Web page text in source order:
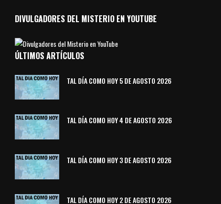
DIVULGADORES DEL MISTERIO EN YOUTUBE
ÚLTIMOS ARTÍCULOS
TAL DÍA COMO HOY 5 DE AGOSTO 2026
TAL DÍA COMO HOY 4 DE AGOSTO 2026
TAL DÍA COMO HOY 3 DE AGOSTO 2026
TAL DÍA COMO HOY 2 DE AGOSTO 2026